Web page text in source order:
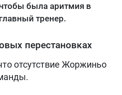
была аритмия в
тренер.
перестановках
отсутствие Жоржиньо